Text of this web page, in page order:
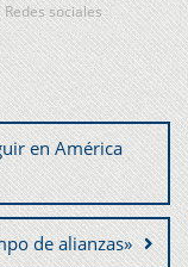
Redes sociales
en América
de alianzas»